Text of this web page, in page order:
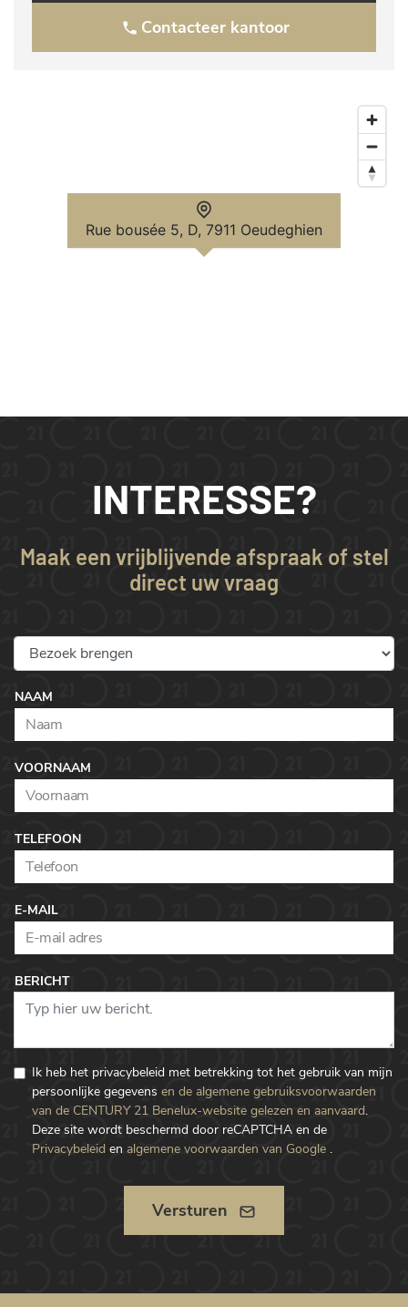
Contacteer kantoor
Rue bousée 5, D, 7911 Oeudeghien
INTERESSE?
Maak een vrijblijvende afspraak of stel
direct uw vraag
NAAM
VOORNAAM
TELEFOON
E-MAIL
BERICHT
Ik heb het privacybeleid met betrekking tot het gebruik van mijn
persoonlijke gegevens en de algemene gebruiksvoorwaarden
van de CENTURY 21 Benelux-website gelezen en aanvaard.
Deze site wordt beschermd door reCAPTCHA en de
Privacybeleid en algemene voorwaarden van Google .
Versturen